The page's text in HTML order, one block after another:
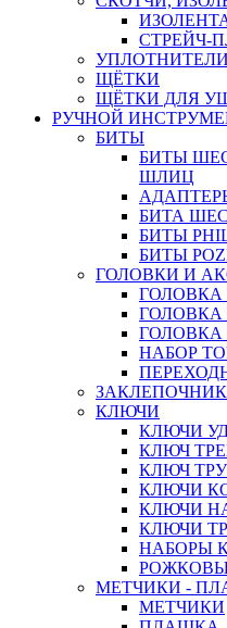
СТРЕЙЧ-
УПЛОТНИТЕЛИ
ЩЁТКИ
ЩЁТКИ ДЛЯ
РУЧНОЙ
БИТЫ
БИТЫ
ШЛИЦ
БИТА
БИТЫ
БИТЫ
ГОЛОВКИ И
ГОЛОВКА
ГОЛОВКА
НАБОР
КЛЮЧИ
КЛЮЧИ
КЛЮЧ
КЛЮЧ
КЛЮЧИ
КЛЮЧИ
КЛЮЧИ
НАБОРЫ
МЕТЧИКИ -
МЕТЧИКИ